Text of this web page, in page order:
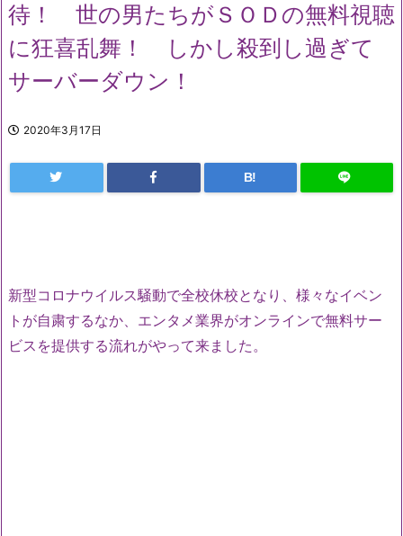
待！ 世の男たちがＳＯＤの無料視聴
に狂喜乱舞！ しかし殺到し過ぎて
サーバーダウン！
2020年3月17日
B!
新型コロナウイルス騒動で全校休校となり、様々なイベン
トが自粛するなか、エンタメ業界がオンラインで無料サー
ビスを提供する流れがやって来ました。